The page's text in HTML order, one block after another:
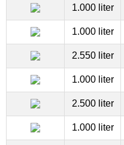
1.000 liter
1.000 liter
2.550 liter
1.000 liter
2.500 liter
1.000 liter